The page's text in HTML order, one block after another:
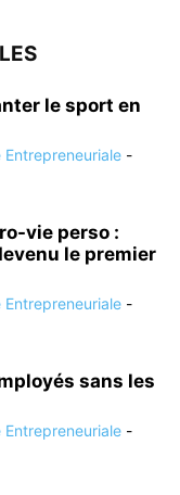
le sport en
-
vie perso :
le premier
-
sans les
-